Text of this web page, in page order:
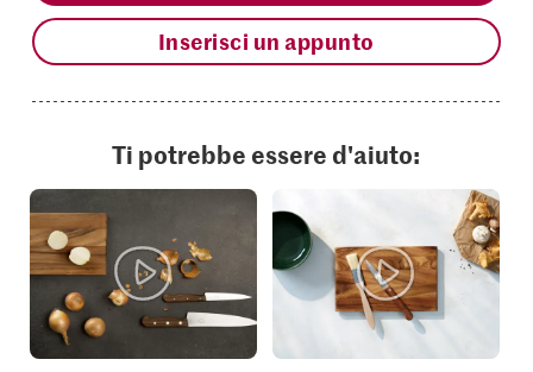
Inserisci un appunto
Ti potrebbe essere d'aiuto: